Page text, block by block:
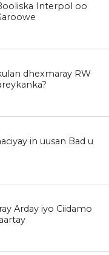
Interpol oo
dhexmaray RW
in uusan Bad u
Arday iyo Ciidamo